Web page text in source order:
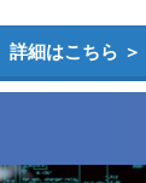
詳細はこちら